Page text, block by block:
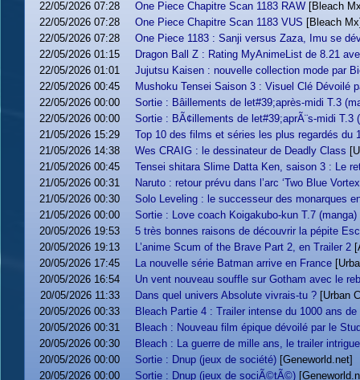
22/05/2026 07:28
One Piece Chapitre Scan 1183 RAW [Bleach
22/05/2026 07:28
One Piece Chapitre Scan 1183 VUS [Bleach
22/05/2026 07:28
One Piece 1183 : Sanji versus Zaza, Imu se
22/05/2026 01:15
Dragon Ball Z : Rating MyAnimeList de 8.21
22/05/2026 01:01
Jujutsu Kaisen : nouvelle collection mode par
22/05/2026 00:45
Mushoku Tensei Saison 3 : Visuel Clé Dévoilé
22/05/2026 00:00
Sortie : Bâillements de let#39;après-midi T.3
22/05/2026 00:00
Sortie : BÃ¢illements de let#39;aprÃ¨s-midi T.3
21/05/2026 15:29
Top 10 des films et séries les plus regardés du
21/05/2026 14:38
Wes CRAIG : le dessinateur de Deadly Class
21/05/2026 00:45
Tensei shitara Slime Datta Ken, saison 3 : Le
21/05/2026 00:31
Naruto : retour prévu dans l’arc ‘Two Blue
21/05/2026 00:30
Solo Leveling : le successeur des monarques
21/05/2026 00:00
Sortie : Love coach Koigakubo-kun T.7 (manga)
20/05/2026 19:53
5 très bonnes raisons de découvrir la pépite
20/05/2026 19:13
L’anime Scum of the Brave Part 2, en Trailer 2
20/05/2026 17:45
La nouvelle série Batman arrive en France
20/05/2026 16:54
Un vent nouveau souffle sur Gotham avec le
20/05/2026 11:33
Dans quel univers Absolute vivrais-tu ? [Urban
20/05/2026 00:33
Bleach Partie 4 : Trailer intense du 1000 ans de
20/05/2026 00:31
Bleach : Nouveau film épique dévoilé par le
20/05/2026 00:30
Bleach : La guerre de mille ans, le trailer
20/05/2026 00:00
Sortie : Dnup (jeux de société) [Geneworld.net]
20/05/2026 00:00
Sortie : Dnup (jeux de sociÃ©tÃ©)